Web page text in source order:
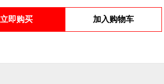
立即购买 加入购物车